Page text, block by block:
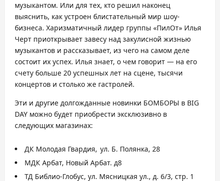
музыкантом. Или для тех, кто решил наконец
выяснить, как устроен блистательный мир шоу-
бизнеса. Харизматичный лидер группы «ПилОт» Илья
Черт приоткрывает завесу над закулисной жизнью
музыкантов и рассказывает, из чего на самом деле
состоит их успех. Илья знает, о чем говорит — на его
счету больше 20 успешных лет на сцене, тысячи
концертов и столько же гастролей.
Эти и другие долгожданные новинки БОМБОРЫ в BIG
DAY можно будет приобрести эксклюзивно в
следующих магазинах:
ДК Молодая Гвардия, ул. Б. Полянка, 28
МДК Арбат, Новый Арбат. д8
ТД Библио-Глобус, ул. Мясницкая ул., д. 6/3, стр. 1